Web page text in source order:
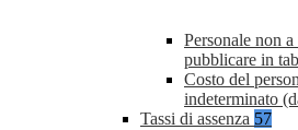
Personale non
pubblicare in
Costo del
indeterminato
Tassi di assenza 57